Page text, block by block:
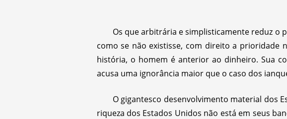
Os que arbitrária e simplisticamente reduz o
como se não existisse, com direito a prioridade
história, o homem é anterior ao dinheiro. Sua
acusa uma ignorância maior que o caso dos
O gigantesco desenvolvimento material dos
riqueza dos Estados Unidos não está em seus